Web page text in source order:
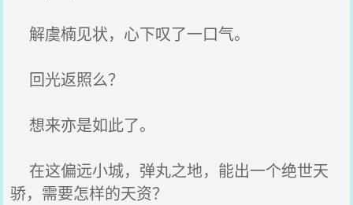
解虞楠见状，心下叹了一口气。
回光返照么？
想来亦是如此了。
在这偏远小城，弹丸之地，能出一个绝世天
骄，需要怎样的天资？